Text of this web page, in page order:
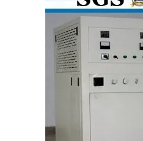
INFORMATIVA